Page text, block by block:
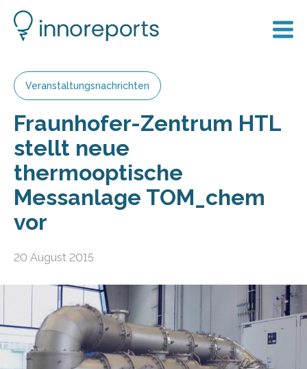
Veranstaltungsnachrichten
Fraunhofer-Zentrum HTL
stellt neue
thermooptische
Messanlage TOM_chem
vor
20 August 2015